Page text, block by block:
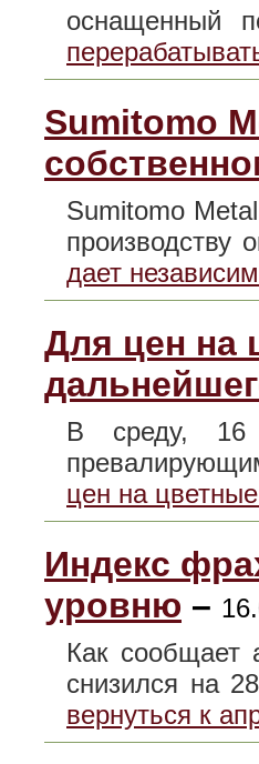
оснащенный
Sumitomo
Sumitomo
производству
дает
Для цен на
В среду, 16
цен на
Индекс
уровню –
Как сообщает
снизился на
вернуться к